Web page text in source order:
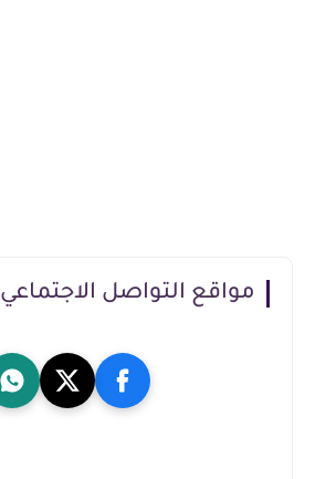
مواقع التواصل الاجتماعي